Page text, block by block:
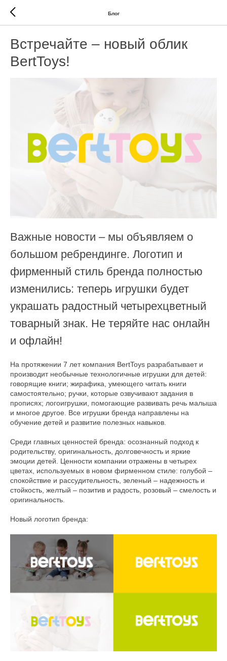
Блог
Встречайте – новый облик
BertToys!
Важные новости – мы объявляем о
большом ребрендинге. Логотип и
фирменный стиль бренда полностью
изменились: теперь игрушки будет
украшать радостный четырехцветный
товарный знак. Не теряйте нас онлайн
и офлайн!
На протяжении 7 лет компания BertToys разрабатывает и
производит необычные технологичные игрушки для детей:
говорящие книги; жирафика, умеющего читать книги
самостоятельно; ручки, которые озвучивают задания в
прописях; логоигрушки, помогающие развивать речь малыша
и многое другое. Все игрушки бренда направлены на
обучение детей и развитие полезных навыков.
Среди главных ценностей бренда: осознанный подход к
родительству, оригинальность, долговечность и яркие
эмоции детей. Ценности компании отражены в четырех
цветах, используемых в новом фирменном стиле: голубой –
спокойствие и рассудительность, зеленый – надежность и
стойкость, желтый – позитив и радость, розовый – смелость и
оригинальность.
Новый логотип бренда:
Оплата частями
Оплатите сегодня 25% стоимости покупки